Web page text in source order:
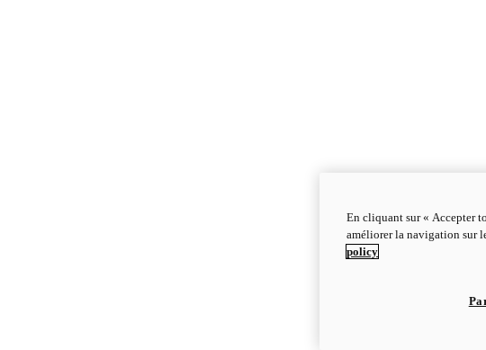
En cliquant sur « Accepter
améliorer la navigation sur
policy